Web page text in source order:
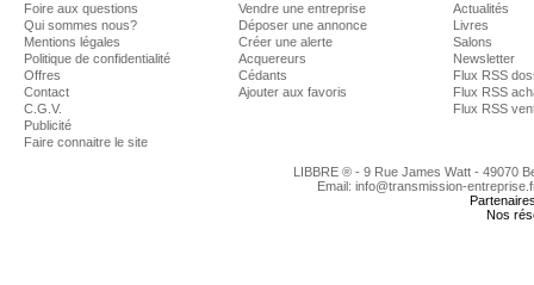
Foire aux questions
Qui sommes nous?
Mentions légales
Politique de confidentialité
Offres
Contact
C.G.V.
Publicité
Faire connaitre le site
Vendre une entreprise
Déposer une annonce
Créer une alerte
Acquereurs
Cédants
Ajouter aux favoris
Actualités
Livres
Salons
Newsletter
Flux RSS
Flux RSS
Flux RSS
LIBBRE ® - 9 Rue James Watt - 49070
Email: info@transmission-
Nos